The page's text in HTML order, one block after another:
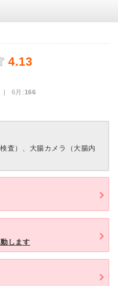
4.13
| 6月:166
査）、大腸カメラ（大腸内
します